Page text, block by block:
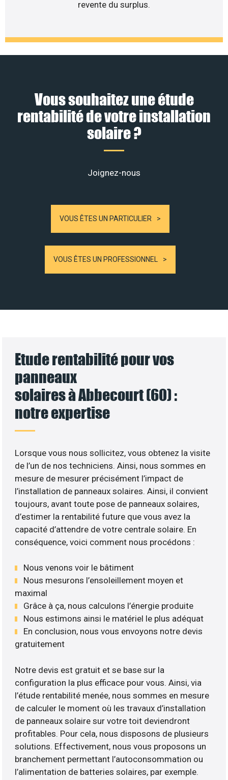
revente du surplus.
Vous souhaitez une étude
rentabilité de votre installation
solaire ?
Joignez-nous
VOUS ÊTES UN PARTICULIER
VOUS ÊTES UN PROFESSIONNEL
Etude rentabilité pour vos
panneaux
solaires à Abbecourt (60) :
notre expertise
Lorsque vous nous sollicitez, vous obtenez la visite
de l’un de nos techniciens. Ainsi, nous sommes en
mesure de mesurer précisément l’impact de
l’installation de panneaux solaires. Ainsi, il convient
toujours, avant toute pose de panneaux solaires,
d’estimer la rentabilité future que vous avez la
capacité d’attendre de votre centrale solaire. En
conséquence, voici comment nous procédons :
Nous venons voir le bâtiment
Nous mesurons l’ensoleillement moyen et
maximal
Grâce à ça, nous calculons l’énergie produite
Nous estimons ainsi le matériel le plus adéquat
En conclusion, nous vous envoyons notre devis
gratuitement
Notre devis est gratuit et se base sur la
configuration la plus efficace pour vous. Ainsi, via
l’étude rentabilité menée, nous sommes en mesure
de calculer le moment où les travaux d’installation
de panneaux solaire sur votre toit deviendront
profitables. Pour cela, nous disposons de plusieurs
solutions. Effectivement, nous vous proposons un
branchement permettant l’autoconsommation ou
l’alimentation de batteries solaires, par exemple.